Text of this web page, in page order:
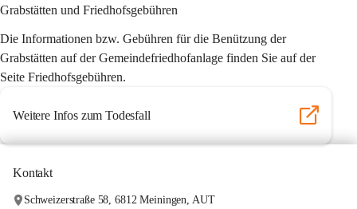
Grabstätten und Friedhofsgebühren
Die Informationen bzw. Gebühren für die Benützung der
Grabstätten auf der Gemeindefriedhofanlage finden Sie auf der
Seite Friedhofsgebühren.
Weitere Infos zum Todesfall
Kontakt
Schweizerstraße 58, 6812 Meiningen, AUT